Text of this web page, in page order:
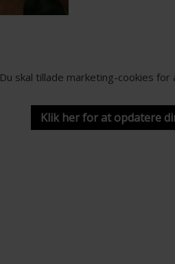
Du skal tillade marketing-cookies for
Klik her for at opdatere